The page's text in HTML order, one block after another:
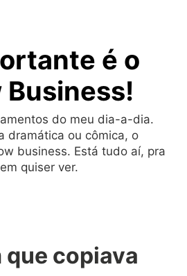
é o
Business!
do meu dia-a-dia.
dramática ou cômica, o
business. Está tudo aí, pra
quiser ver.
que copiava